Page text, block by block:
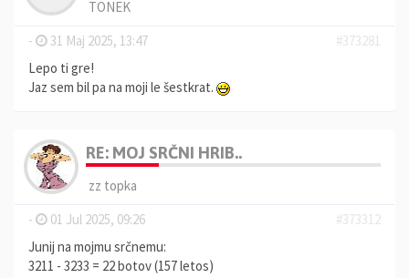
TONEK
-
31 Maj 2025, 13:47
#373281
Lepo ti gre!
Jaz sem bil pa na moji le šestkrat.
RE: MOJ SRČNI HRIB..
zz topka
-
01 Jul 2025, 09:26
#373312
Junij na mojmu srčnemu:
3211 - 3233 = 22 botov (157 letos)